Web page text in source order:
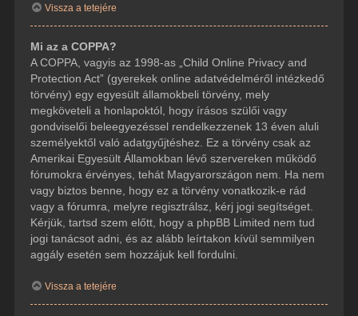
Vissza a tetejére
Mi az a COPPA?
A COPPA, vagyis az 1998-as „Child Online Privacy and
Protection Act” (gyerekek online adatvédelméről intézkedő
törvény) egy egyesült államokbeli törvény, mely
megköveteli a honlapoktól, hogy írásos szülői vagy
gondviselői beleegyezéssel rendelkezzenek 13 éven aluli
személyektől való adatgyűjtéshez. Ez a törvény csak az
Amerikai Egyesült Államokban lévő szervereken működő
fórumokra érvényes, tehát Magyarországon nem. Ha nem
vagy biztos benne, hogy ez a törvény vonatkozik-e rád
vagy a fórumra, melyre regisztrálsz, kérj jogi segítséget.
Kérjük, tartsd szem előtt, hogy a phpBB Limited nem tud
jogi tanácsot adni, és az alább leírtakon kívül semmilyen
aggály esetén sem hozzájuk kell fordulni.
Vissza a tetejére